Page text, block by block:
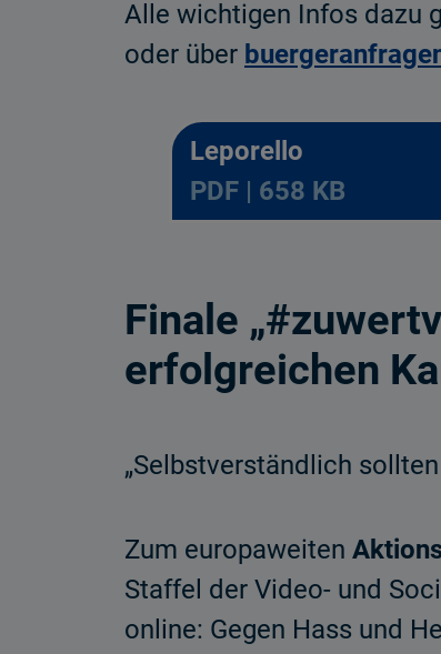
Alle wichtigen Infos dazu
oder über
Leporello
PDF | 658 KB
Finale
erfolgreichen
„Selbstverständlich
Zum europaweiten
Staffel der Video- und
online: Gegen Hass und